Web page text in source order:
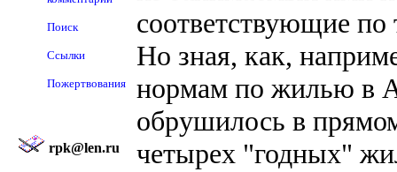
Поиск
Ссылки
Пожертвования
rpk@len.ru
соответствующие
Но зная, как,
нормам по жилью в
обрушилось в
четырех "годных"